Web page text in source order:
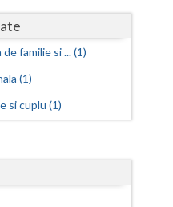
familie si ... (1)
(1)
si cuplu (1)